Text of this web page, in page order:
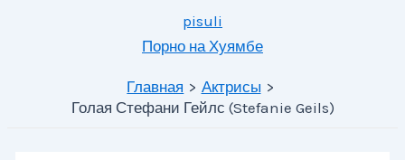
pisuli
Порно на Хуямбе
Главная
Актрисы
Голая Стефани Гейлс (Stefanie Geils)